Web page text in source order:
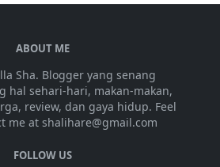
ABOUT ME
Sha. Blogger yang senang
hal sehari-hari, makan-makan,
review, dan gaya hidup. Feel
me at shalihare@gmail.com
FOLLOW US